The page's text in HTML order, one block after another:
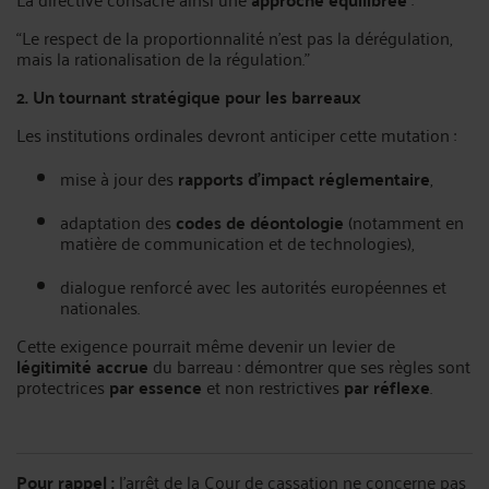
“Le respect de la proportionnalité n’est pas la dérégulation,
mais la rationalisation de la régulation.”
2. Un tournant stratégique pour les barreaux
Les institutions ordinales devront anticiper cette mutation :
mise à jour des rapports d’impact réglementaire,
adaptation des codes de déontologie (notamment en
matière de communication et de technologies),
dialogue renforcé avec les autorités européennes et
nationales.
Cette exigence pourrait même devenir un levier de
légitimité accrue du barreau : démontrer que ses règles sont
protectrices par essence et non restrictives par réflexe.
Pour rappel : l'arrêt de la Cour de cassation ne concerne pas